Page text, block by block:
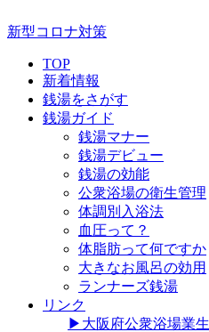
新型コロナ対策
TOP
新着情報
銭湯をさがす
銭湯ガイド
銭湯マナー
銭湯デビュー
銭湯の効能
公衆浴場の衛生管理
体調別入浴法
血圧って？
体脂肪って何ですか
大きなお風呂の効用
ランナーズ銭湯
リンク
▶︎大阪府公衆浴場業